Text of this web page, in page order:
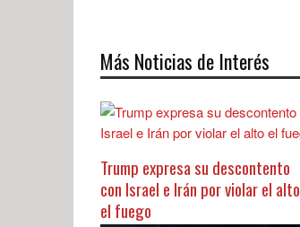
Más Noticias de Interés
Trump expresa su descontento
con Israel e Irán por violar el alto
el fuego